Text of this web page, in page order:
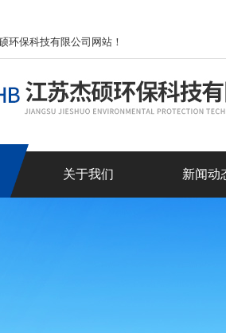
环保科技有限公司网站！
关于我们 新闻动